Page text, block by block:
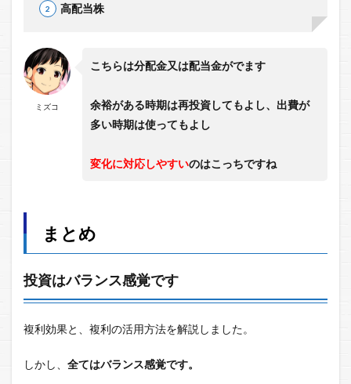
高配当株
ミズコ
こちらは分配金又は配当金がでます
余裕がある時期は再投資してもよし、出費が
多い時期は使ってもよし
変化に対応しやすいのはこっちですね
まとめ
投資はバランス感覚です
複利効果と、複利の活用方法を解説しました。
しかし、 全てはバランス感覚です。